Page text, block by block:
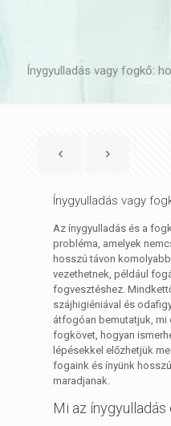
Ínygyulladás vagy fogkő:
Ínygyulladás vagy
Az ínygyulladás és a
probléma, amelyek
hosszú távon
vezethetnek, például
fogvesztéshez.
szájhigiéniával és
átfogóan bemutatjuk, mi
fogkövet, hogyan
lépésekkel előzhetjük
fogaink és ínyünk
maradjanak.
Mi az ínygyulladás